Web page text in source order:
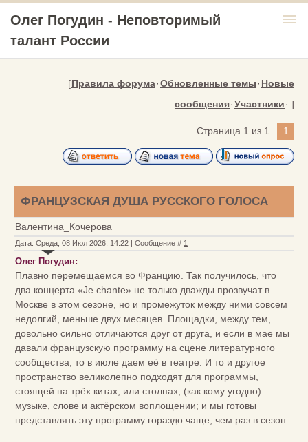
Олег Погудин - Неповторимый
талант России
menu
[Правила форума·Обновленные темы·Новые
сообщения·Участники· ]
Страница 1 из 1 1
ФРАНЦУЗСКАЯ ДУША РУССКОГО ГОЛОСА
Валентина_Кочерова
Дата: Среда, 08 Июл 2026, 14:22 | Сообщение # 1
Олег Погудин:
Плавно перемещаемся во Францию. Так получилось, что
два концерта «Je chante» не только дважды прозвучат в
Москве в этом сезоне, но и промежуток между ними совсем
недолгий, меньше двух месяцев. Площадки, между тем,
довольно сильно отличаются друг от друга, и если в мае мы
давали французскую программу на сцене литературного
сообщества, то в июле даем её в театре. И то и другое
пространство великолепно подходят для программы,
стоящей на трёх китах, или столпах, (как кому угодно)
музыке, слове и актёрском воплощении; и мы готовы
представлять эту программу гораздо чаще, чем раз в сезон.